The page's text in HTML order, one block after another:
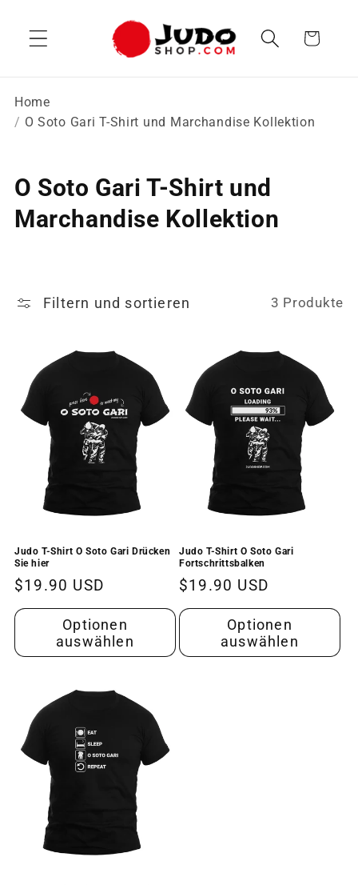
Inhalt
Warenkorb
Home
O Soto Gari T-Shirt und Marchandise Kollektion
K
a
g
O Soto Gari T-Shirt und
Marchandise Kollektion
Filtern und sortieren 3 Produkte
Judo T-Shirt O Soto Gari Drücken
Sie hier
Normaler
Preis
$19.90 USD
Optionen
auswählen
Judo T-Shirt O Soto Gari
Fortschrittsbalken
Normaler
Preis
$19.90 USD
Optionen
auswählen